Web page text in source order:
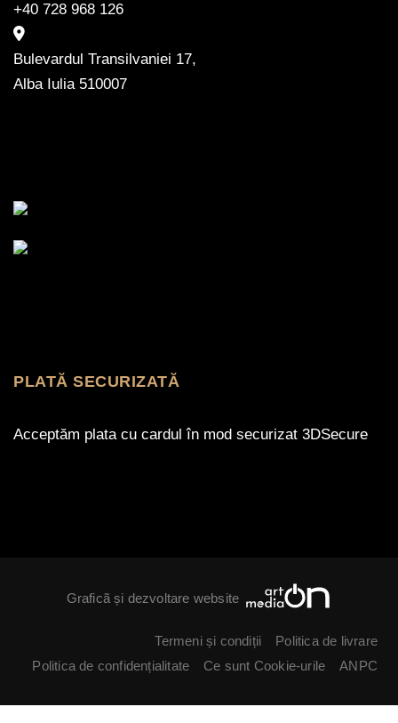
+40 728 968 126
Bulevardul Transilvaniei 17,
Alba Iulia 510007
PLATĂ SECURIZATĂ
Acceptăm plata cu cardul în mod securizat 3DSecure
Graficã și dezvoltare website
Termeni și condiții
Politica de livrare
Politica de confidențialitate
Ce sunt Cookie-urile ANPC